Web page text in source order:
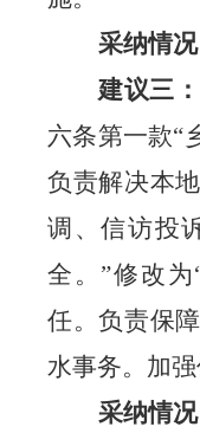
采纳情况
建议三：
六条第一款“
负责解决本
调、信访投
全。”修改
任。负责保
水事务。加
采纳情况